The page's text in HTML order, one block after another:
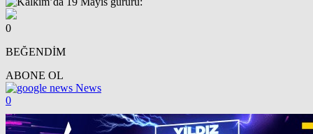
0
BEĞENDİM
ABONE OL
News
0